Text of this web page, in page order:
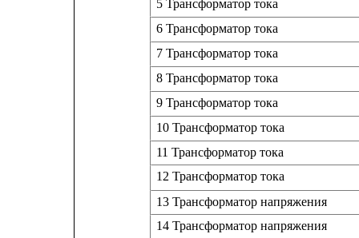
5 Трансформатор тока
6 Трансформатор тока
7 Трансформатор тока
8 Трансформатор тока
9 Трансформатор тока
10 Трансформатор тока
11 Трансформатор тока
12 Трансформатор тока
13 Трансформатор напряжения
14 Трансформатор напряжения